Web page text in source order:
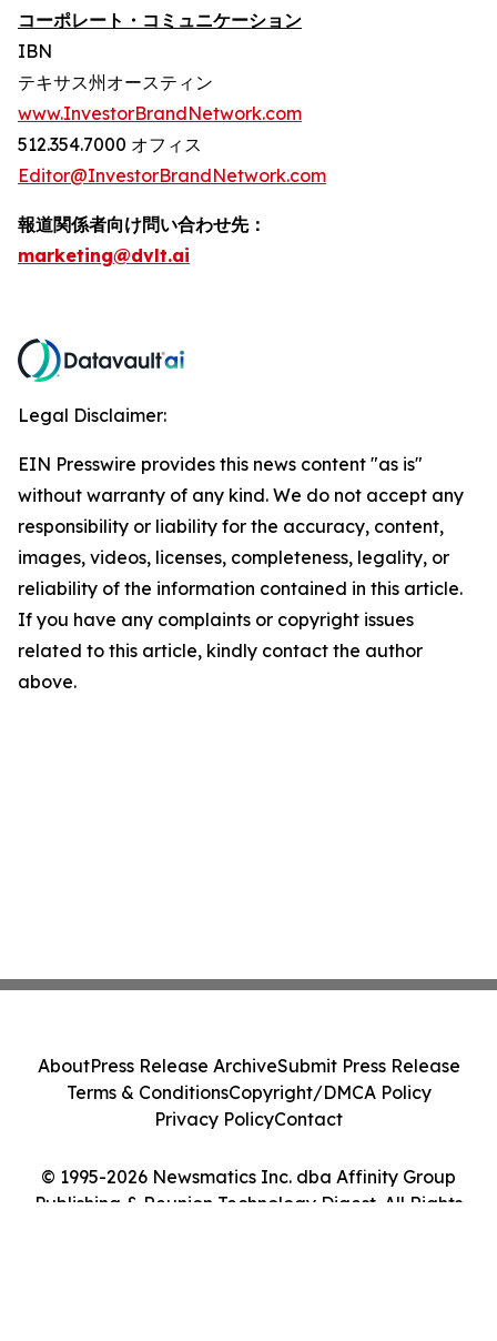
コーポレート・コミュニケーション
IBN
テキサス州オースティン
www.InvestorBrandNetwork.com
512.354.7000 オフィス
Editor@InvestorBrandNetwork.com
報道関係者向け問い合わせ先：
marketing@dvlt.ai
Legal Disclaimer:
EIN Presswire provides this news content "as is"
without warranty of any kind. We do not accept any
responsibility or liability for the accuracy, content,
images, videos, licenses, completeness, legality, or
reliability of the information contained in this article.
If you have any complaints or copyright issues
related to this article, kindly contact the author
above.
© 1995-2026 Newsmatics Inc. dba Affinity Group
Publishing & Reunion Technology Digest. All Rights
AboutPress Release ArchiveSubmit Press Release
Terms & ConditionsCopyright/DMCA Policy
Privacy PolicyContact